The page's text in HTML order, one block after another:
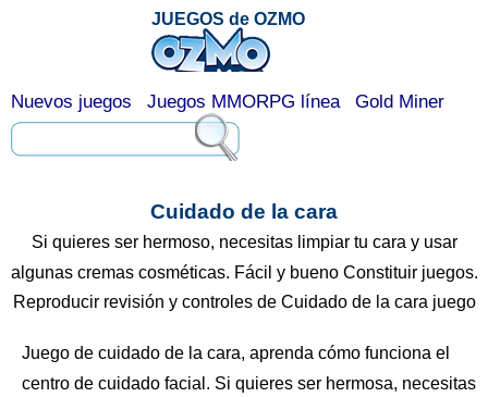
Cuidado de la cara
Si quieres ser hermoso, necesitas limpiar tu cara y usar
algunas cremas cosméticas. Fácil y bueno Constituir juegos.
Reproducir revisión y controles de Cuidado de la cara juego
Juego de cuidado de la cara, aprenda cómo funciona el
centro de cuidado facial. Si quieres ser hermosa, necesitas
JUEGOS de OZMO
Nuevos juegos Juegos MMORPG línea Gold Miner